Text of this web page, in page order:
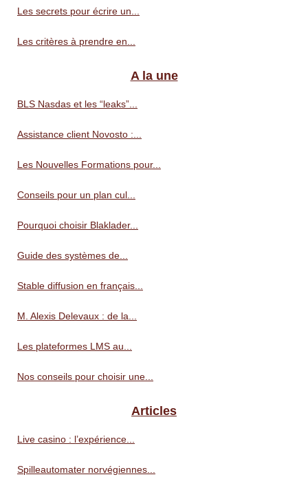
Les secrets pour écrire un...
Les critères à prendre en...
A la une
BLS Nasdas et les “leaks”...
Assistance client Novosto :...
Les Nouvelles Formations pour...
Conseils pour un plan cul...
Pourquoi choisir Blaklader...
Guide des systèmes de...
Stable diffusion en français...
M. Alexis Delevaux : de la...
Les plateformes LMS au...
Nos conseils pour choisir une...
Articles
Live casino : l’expérience...
Spilleautomater norvégiennes...